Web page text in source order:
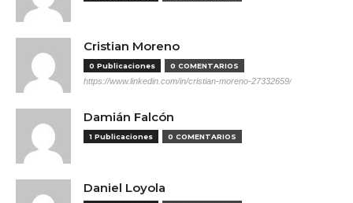
Cristian Moreno
0 Publicaciones 0 COMENTARIOS
https://www.linkedin.com/in/cristian-moreno-27332659/
Damián Falcón
1 Publicaciones 0 COMENTARIOS
Daniel Loyola